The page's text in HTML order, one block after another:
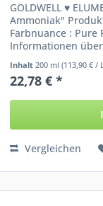
GOLDWELL ♥
Ammoniak"
Farbnuance : Pure
Informationen
Inhalt200 ml(113,90 € /
22,78 € *
Vergleichen